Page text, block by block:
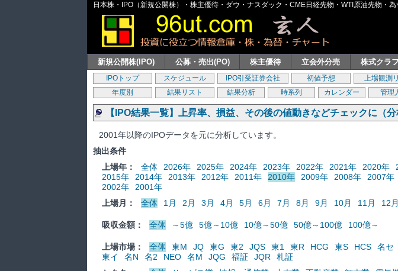
日本株・IPO（新規公開株）・株主優待・ダウ・ナスダック・CME日経先物・WTI原油先物・
新規公開株(IPO) 公募・売出(PO) 株主優待 立会外分売 株式クラ
IPOトップ スケジュール IPO引受証券会社 初値予想 上場観測
年度別
結果リスト 結果分析 時系列 カレンダー 管理
【IPO結果一覧】上昇率、損益、その後の値動きなどチェックに（分
2001年以降のIPOデータを元に分析しています。
抽出条件
上場年：
全体 2026年 2025年 2024年 2023年 2022年 2021年 2020年
2015年
2014年 2013年 2012年 2011年 2010年 2009年 2008年 2007年
2002年
2001年
上場月：
全体 1月 2月 3月 4月 5月 6月 7月 8月 9月 10月 11月 12月
吸収金額： 全体 ～5億 5億～10億 10億～50億 50億～100億 100億～
上場市場： 全体 東M JQ 東G 東2 JQS 東1 東R HCG 東S HCS 名セ
東イ
名N 名2 NEO 名M JQG 福証 JQR
札証